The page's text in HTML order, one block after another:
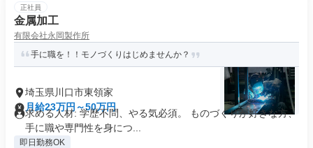
正社員
金属加工
有限会社永岡製作所
手に職を！！モノづくりはじめませんか？
埼玉県川口市東領家
月給23万円～50万円
求める人材: 学歴不問、やる気必須。 ものづくりが好きな方、
手に職や専門性を身につ...
即日勤務OK